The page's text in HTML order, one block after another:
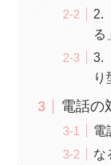
2.
る
3.
り
電話の
電
な